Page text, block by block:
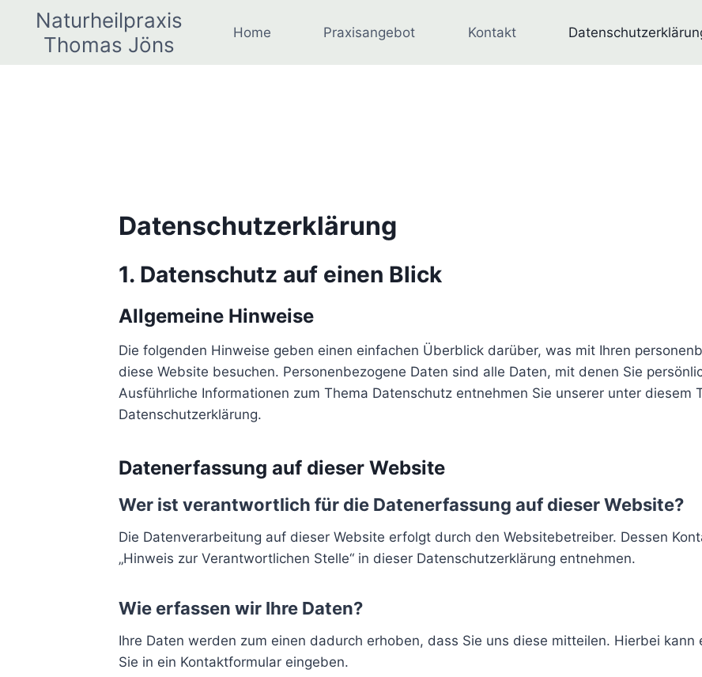
springen
Naturheilpraxis
Thomas Jöns
Home Praxisangebot Kontakt
Datenschutz­erklärung
1. Datenschutz auf einen Blick
Allgemeine Hinweise
Die folgenden Hinweise geben einen einfachen Überblick darüber, was mit Ihren
diese Website besuchen. Personenbezogene Daten sind alle Daten, mit denen Sie
Ausführliche Informationen zum Thema Datenschutz entnehmen Sie unserer unter diesem
Datenschutzerklärung.
Datenerfassung auf dieser Website
Wer ist verantwortlich für die Datenerfassung auf dieser Website?
Die Datenverarbeitung auf dieser Website erfolgt durch den Websitebetreiber. Dessen
„Hinweis zur Verantwortlichen Stelle“ in dieser Datenschutzerklärung entnehmen.
Wie erfassen wir Ihre Daten?
Ihre Daten werden zum einen dadurch erhoben, dass Sie uns diese mitteilen. Hierbei kann
Sie in ein Kontaktformular eingeben.